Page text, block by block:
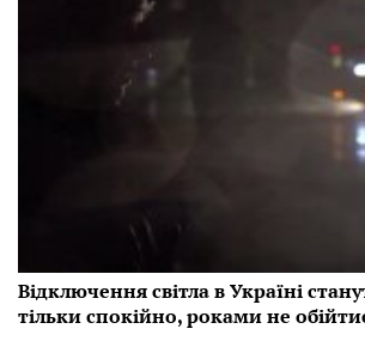
Відключення світла в Україні
тільки спокійно, роками не